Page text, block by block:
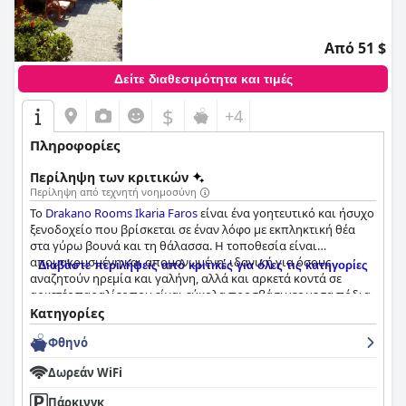
Από 51 $
Δείτε διαθεσιμότητα και τιμές
$ +4
Πληροφορίες
Περίληψη των κριτικών
Περίληψη από τεχνητή νοημοσύνη
Το Drakano Rooms Ikaria Farosείναι ένα γοητευτικό και ήσυχο
ξενοδοχείο που βρίσκεται σε έναν λόφο με εκπληκτική θέα
στα γύρω βουνά και τη θάλασσα. Η τοποθεσία είναι
απομακρυσμένη και απομονωμένη, ιδανική για όσους
αναζητούν ηρεμία και γαλήνη, αλλά και αρκετά κοντά σε
αρκετές παραλίες που είναι εύκολα προσβάσιμες με τα πόδια.
Το πρωινό που παρέχεται από το ξενοδοχείο επαινείται από
τους επισκέπτες, ενώ παρέχεται μικρή κουζίνα για να
ετοιμάζουν οι επισκέπτες το γεύμα τους κατά την άνεσή τους.
ενώ ορισμένα διαθέτουν ακόμη και μικρή κουζίνα για να
μαγειρεύετε. Το ξενοδοχείο αξίζει να επαινεθεί για την
Διαβάστε περιλήψεις από κριτικές για όλες τις κατηγορίες
Κατηγορίες
Φθηνό
Δωρεάν WiFi
Πάρκινγκ